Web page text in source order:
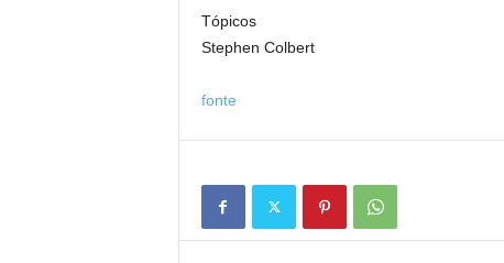
Tópicos
Stephen Colbert
fonte